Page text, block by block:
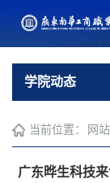
学院动态
当前位置： 网
广东晔生科技